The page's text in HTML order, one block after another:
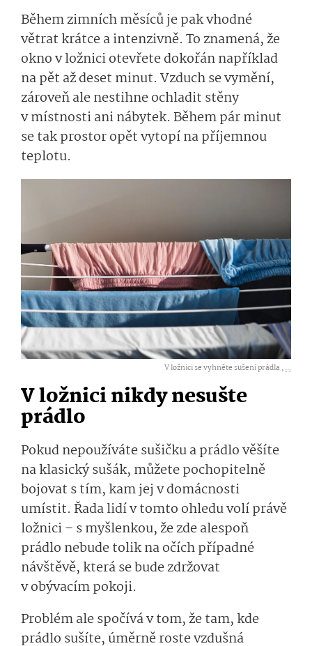
Během zimních měsíců je pak vhodné
větrat krátce a intenzivně. To znamená, že
okno v ložnici otevřete dokořán například
na pět až deset minut. Vzduch se vymění,
zároveň ale nestihne ochladit stěny
v místnosti ani nábytek. Během pár minut
se tak prostor opět vytopí na příjemnou
teplotu.
V ložnici se vyhněte sušení prádla ,...
V ložnici nikdy nesušte
prádlo
Pokud nepoužíváte sušičku a prádlo věšíte
na klasický sušák, můžete pochopitelně
bojovat s tím, kam jej v domácnosti
umístit. Řada lidí v tomto ohledu volí právě
ložnici – s myšlenkou, že zde alespoň
prádlo nebude tolik na očích případné
návštěvě, která se bude zdržovat
v obývacím pokoji.
Problém ale spočívá v tom, že tam, kde
prádlo sušíte, úměrně roste vzdušná